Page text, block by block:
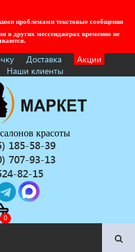
проблемами текстовые сообщения
в других мессенджерах временно не
Доставка
Акции
Наши клиенты
красоты
185-58-39
707-93-13
82-15